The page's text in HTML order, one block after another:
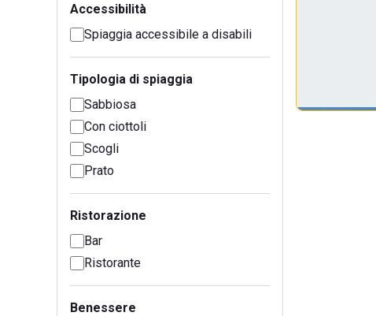
Accessibilità
Spiaggia accessibile a disabili
Tipologia di spiaggia
Sabbiosa
Con ciottoli
Scogli
Prato
Ristorazione
Bar
Ristorante
Benessere